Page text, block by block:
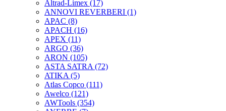
Altrad-Limex (17)
ANNOVI REVERBERI (1)
APAC (8)
APACH (16)
APEX (11)
ARGO (36)
ARON (105)
ASTA SATRA (72)
ATIKA (5)
Atlas Copco (111)
Awelco (121)
AWTools (354)